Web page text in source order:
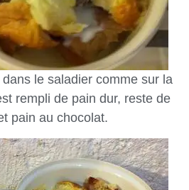
le saladier comme sur la
rempli de pain dur, reste de
pain au chocolat.